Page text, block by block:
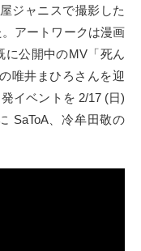
ジャニスで撮影した
アートワークは漫画
に公開中のMV「死ん
唯井まひろさんを迎
イベントを 2/17 (日)
SaToA、冷牟田敬の